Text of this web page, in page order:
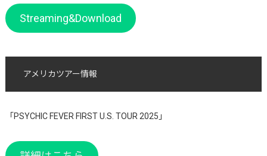
Streaming&Download
アメリカツアー情報
「PSYCHIC FEVER FIRST U.S. TOUR 2025」